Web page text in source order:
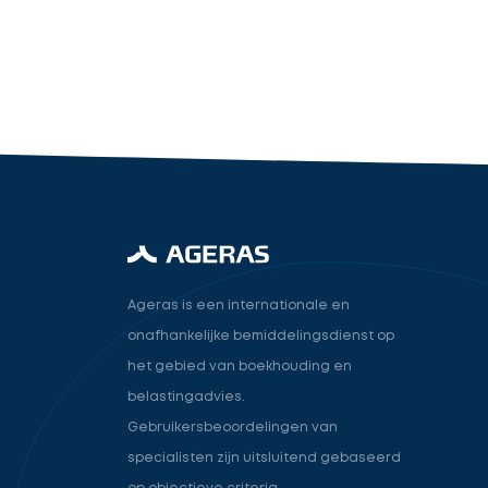
Ageras is een internationale en
onafhankelijke bemiddelingsdienst op
het gebied van boekhouding en
belastingadvies.
Gebruikersbeoordelingen van
specialisten zijn uitsluitend gebaseerd